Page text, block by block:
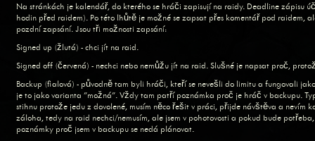
Na stránkách je kalendář, do kterého se hráči zapisují na raidy. Deadline zápisu
hodin před raidem). Po této lhůtě je možné se zapsat přes komentář pod raidem,
pozdní zapsání. Jsou tři možnosti zapsání:
Signed up (žlutá) - chci jít na raid.
Signed off (červená) - nechci nebo nemůžu jít na raid. Slušné je napsat proč,
Backup (fialová) - původně tam byli hráči, kteří se nevešli do limitu a fungovali
je to jako varianta "možná". Vždy tam patří poznámka proč je hráč v backupu.
stihnu protože jedu z dovolené, musím něco řešit v práci, přijde návštěva a nevím
záloha, tedy na raid nechci/nemusím, ale jsem v pohotovosti a pokud bude
poznámky proč jsem v backupu se nedá plánovat.